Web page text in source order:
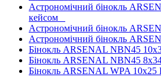
Астрономічний бінокль
кейсом
Астрономічний бінокль
Астрономічний бінокль
Бінокль ARSENAL NBN45
Бінокль ARSENAL NBN45
Бінокль ARSENAL WPA